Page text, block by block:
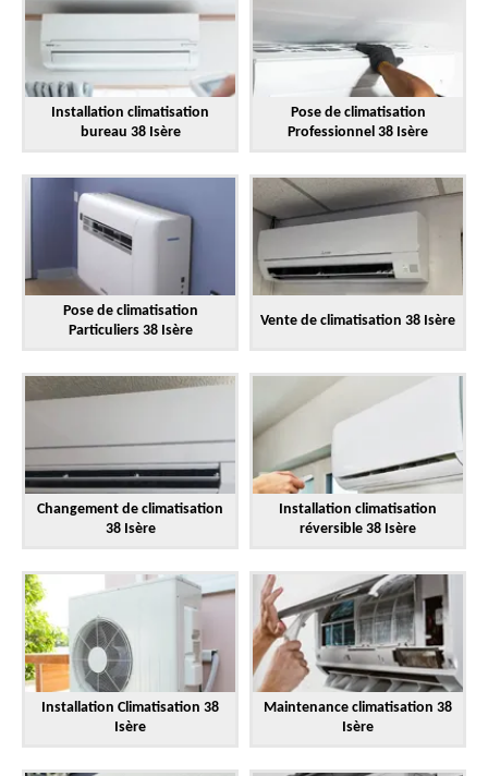
Installation climatisation
bureau 38 Isère
Pose de climatisation
Professionnel 38 Isère
Pose de climatisation
Particuliers 38 Isère
Vente de climatisation 38 Isère
Changement de climatisation
38 Isère
Installation climatisation
réversible 38 Isère
Installation Climatisation 38
Isère
Maintenance climatisation 38
Isère